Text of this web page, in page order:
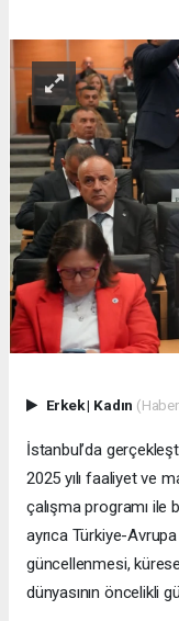
Erkek| Kadın
İstanbul’da
2025 yılı faaliyet ve
çalışma programı ile
ayrıca Türkiye-
güncellenmesi,
dünyasının öncelikli